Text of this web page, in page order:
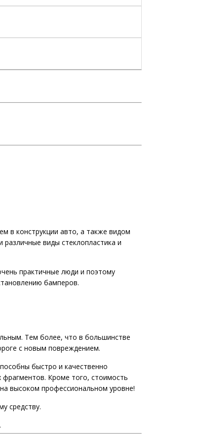
в конструкции авто, а также видом
виды стеклопластика и
практичные люди и поэтому
бамперов.
Тем более, что в большинстве
с новым повреждением.
быстро и качественно
Кроме того, стоимость
высоком профессиональном уровне!
средству.